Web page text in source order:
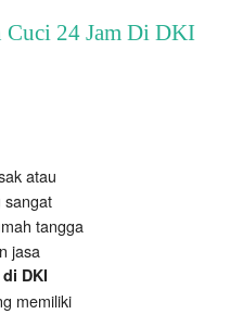
Cuci 24 Jam Di DKI
atau
sangat
tangga
jasa
DKI
memiliki